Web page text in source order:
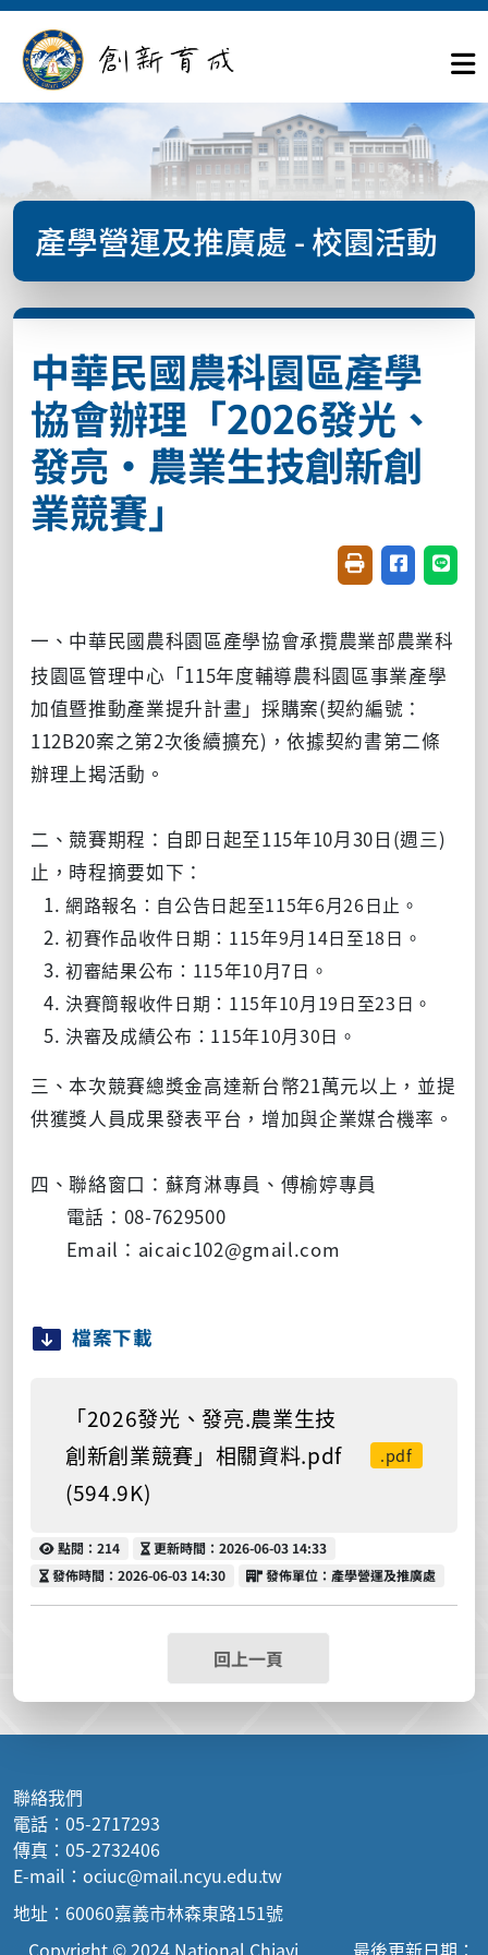
產學營運及推廣處 - 校園活動
中華民國農科園區產學
協會辦理「2026發光、
發亮·農業生技創新創
業競賽」
友善列印(開新視
分享至臉書
分享
一、 中華民國農科園區產學協會承攬農業部農業科
技園區管理中心「115年度輔導農科園區事業產學
加值暨推動產業提升計畫」採購案(契約編號：
112B20案之第2次後續擴充)，依據契約書第二條
辦理上揭活動。
二、競賽期程：自即日起至115年10月30日(週三)
止，時程摘要如下：
網路報名：自公告日起至115年6月26日止。
初賽作品收件日期：115年9月14日至18日。
初審結果公布：115年10月7日。
決賽簡報收件日期：115年10月19日至23日。
決審及成績公布：115年10月30日。
三、本次競賽總獎金高達新台幣21萬元以上，並提
供獲獎人員成果發表平台，增加與企業媒合機率。
四、聯絡窗口：蘇育淋專員、傅榆婷專員
電話：08-7629500
Email：aicaic102@gmail.com
檔案下載
「2026發光、發亮.農業生技
創新創業競賽」相關資料.pdf
(594.9K)
.pdf
點閱
點閱：214 更新時間
更新時間：2026-06-03 14:33
發佈時間
發佈時間：2026-06-03 14:30 發佈單位
發佈單位：產學營運及推廣處
回上一頁
聯絡我們
電話：05-2717293
傳真：05-2732406
E-mail：ociuc@mail.ncyu.edu.tw
地址：60060嘉義市林森東路151號